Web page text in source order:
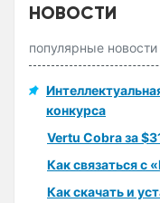
НОВОСТИ
популярные новости
конкурса
Vertu Cobra за
Как связаться с
Как скачать и